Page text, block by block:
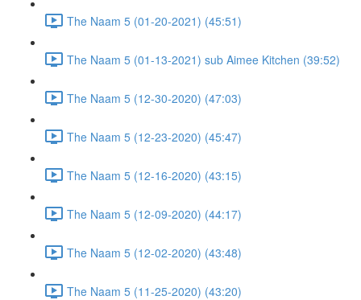
The Naam 5 (01-20-2021) (45:51)
The Naam 5 (01-13-2021) sub Aimee Kitchen (39:52)
The Naam 5 (12-30-2020) (47:03)
The Naam 5 (12-23-2020) (45:47)
The Naam 5 (12-16-2020) (43:15)
The Naam 5 (12-09-2020) (44:17)
The Naam 5 (12-02-2020) (43:48)
The Naam 5 (11-25-2020) (43:20)